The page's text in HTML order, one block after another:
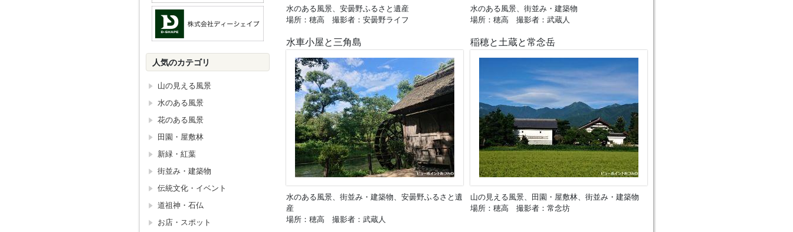
水のある風景、安曇野ふるさと遺産
場所：穂高 撮影者：安曇野ライフ
水のある風景、街並み・建築物
場所：穂高 撮影者：武蔵人
水車小屋と三角島
水のある風景、街並み・建築物、安曇野ふるさと遺
産
場所：穂高 撮影者：武蔵人
稲穂と土蔵と常念岳
山の見える風景、田園・屋敷林、街並み・建築物
場所：穂高 撮影者：常念坊
人気のカテゴリ
山の見える風景
水のある風景
花のある風景
田園・屋敷林
新緑・紅葉
街並み・建築物
伝統文化・イベント
道祖神・石仏
お店・スポット